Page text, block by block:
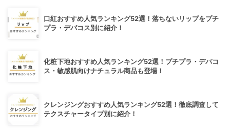
口紅おすすめ人気ランキング52選！落ちないリップをプチ
プラ・デパコス別に紹介！
化粧下地おすすめ人気ランキング52選！プチプラ・デパコ
ス・敏感肌向けナチュラル商品も登場！
クレンジングおすすめ人気ランキング52選！徹底調査して
テクスチャータイプ別に紹介！